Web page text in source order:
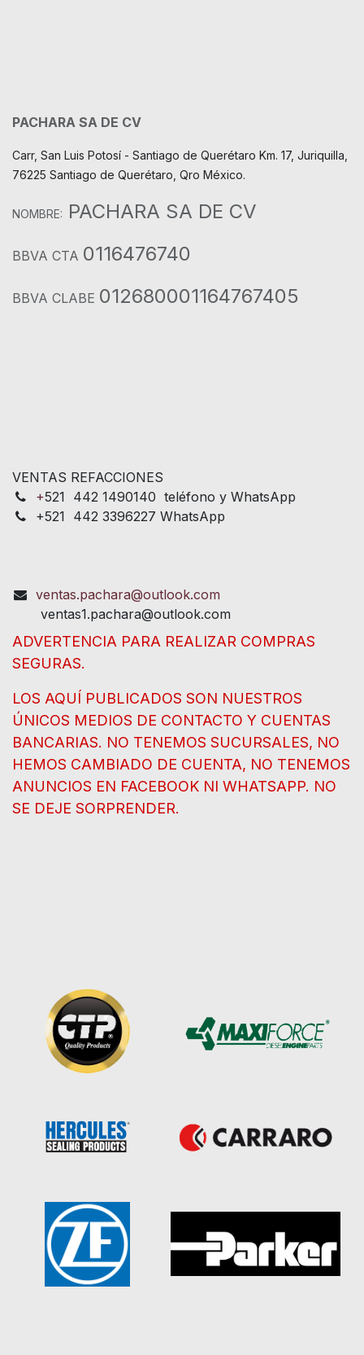
PACHARA SA DE CV
Carr, San Luis Potosí - Santiago de Querétaro Km. 17, Juriquilla,
76225 Santiago de Querétaro, Qro México.
NOMBRE: PACHARA SA DE CV
BBVA CTA 0116476740
BBVA CLABE 012680001164767405
VENTAS REFACCIONES
+521 442 1490140 teléfono y WhatsApp
+521 442 3396227 WhatsApp
ventas.pachara@outlook.com
ventas1.pachara@outlook.com
ADVERTENCIA PARA REALIZAR COMPRAS
SEGURAS.
LOS AQUÍ PUBLICADOS SON NUESTROS
ÚNICOS MEDIOS DE CONTACTO Y CUENTAS
BANCARIAS. NO TENEMOS SUCURSALES, NO
HEMOS CAMBIADO DE CUENTA, NO TENEMOS
ANUNCIOS EN FACEBOOK NI WHATSAPP. NO
SE DEJE SORPRENDER.